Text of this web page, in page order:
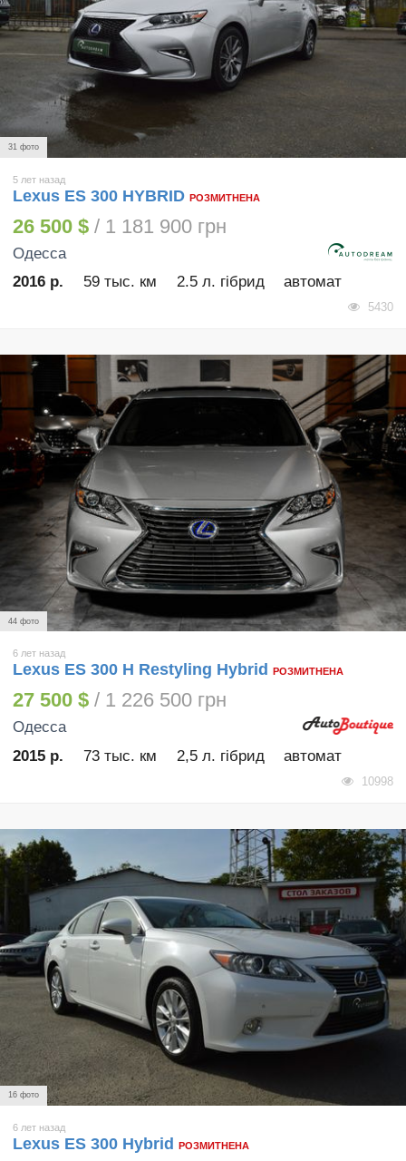
31 фото
5 лет назад
Lexus ES 300 HYBRID РОЗМИТНЕНА
26 500 $ / 1 181 900 грн
Одесса
2016 р.
59 тыс. км 2.5 л. гібрид автомат
5430
44 фото
6 лет назад
Lexus ES 300 H Restyling Hybrid РОЗМИТНЕНА
27 500 $ / 1 226 500 грн
Одесса
2015 р.
73 тыс. км 2,5 л. гібрид автомат
10998
16 фото
6 лет назад
Lexus ES 300 Hybrid РОЗМИТНЕНА